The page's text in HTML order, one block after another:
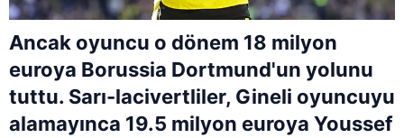
Ancak oyuncu o dönem 18 milyon
euroya Borussia Dortmund'un yolunu
tuttu. Sarı-lacivertliler, Gineli oyuncuyu
alamayınca 19.5 milyon euroya Youssef